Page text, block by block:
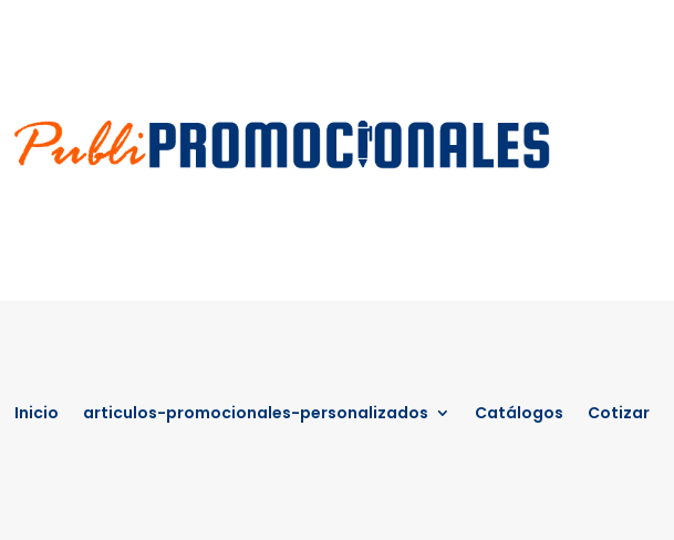
Inicio articulos-promocionales-personalizados Catálogos Cotizar